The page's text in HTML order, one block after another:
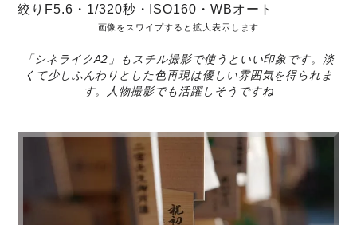
絞りF5.6・1/320秒・ISO160・WBオート
画像をスワイプすると拡大表示します
「シネライクA2」もスチル撮影で使うといい印象です。淡
くて少しふんわりとした色再現は優しい雰囲気を得られま
す。人物撮影でも活躍しそうですね